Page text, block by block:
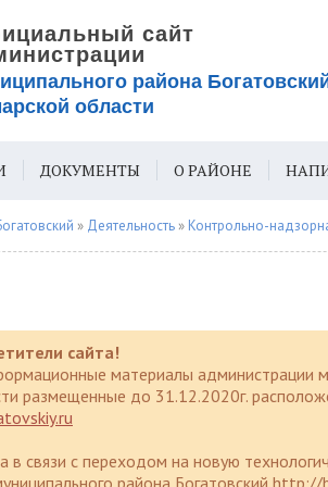
ДОКУМЕНТЫ О РАЙОНЕ
ДЛЯ СЛАБОВИДЯЩИХ
» Деятельность » Контрольно-
сайта!
материалы администрации
размещенные до 31.12.2020г.
в связи с переходом на новую
района Богатовский